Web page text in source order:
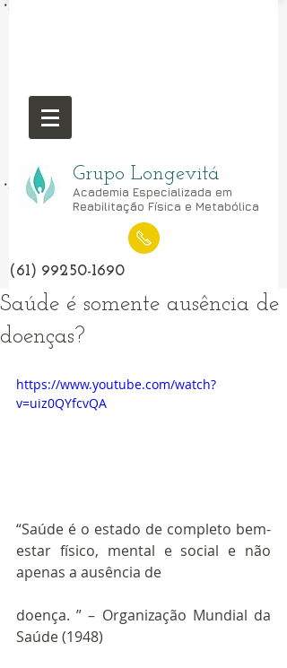
Grupo Longevitá
Academia Especializada em
Reabilitação Física e Metabólica
(61) 99250-1690
Saúde é somente ausência de
doenças?
https://www.youtube.com/watch?
v=uiz0QYfcvQA
“Saúde é o estado de completo bem-
estar físico, mental e social e não
apenas a ausência de
doença. ” – Organização Mundial da
Saúde (1948)